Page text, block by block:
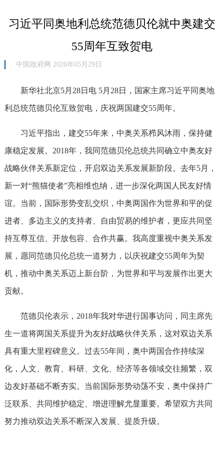
习近平同奥地利总统范德贝伦就中奥建交
55周年互致贺电
中国政府网 2026年05月29日
新华社北京5月28日电 5月28日，国家主席习近平同奥地
利总统范德贝伦互致贺电，庆祝两国建交55周年。
习近平指出，建交55年来，中奥关系栉风沐雨，保持健
康稳定发展。2018年，我同范德贝伦总统共同确立中奥友好
战略伙伴关系新定位，开启双边关系发展新阶段。去年5月，
新一对“熊猫使者”亮相维也纳，进一步深化两国人民友好情
谊。当前，国际形势变乱交织，中奥两国作为世界和平的促
进者、多边主义的支持者、自由贸易的维护者，更应共同坚
持互尊互信、开放包容、合作共赢。我高度重视中奥关系发
展，愿同范德贝伦总统一道努力，以庆祝建交55周年为契
机，推动中奥关系迈上新台阶，为世界和平与发展作出更大
贡献。
范德贝伦表示，2018年我对华进行国事访问，同主席先
生一道将两国关系提升为友好战略伙伴关系，这对双边关系
具有重大里程碑意义。过去55年间，奥中两国合作持续深
化，人文、教育、科研、文化、经济等各领域交往频繁，双
边友好基础不断夯实。当前国际形势动荡不安，奥中保持广
泛联系、共同维护稳定、增进理解尤显重要。希望双方共同
努力推动双边关系不断深入发展、提质升级。